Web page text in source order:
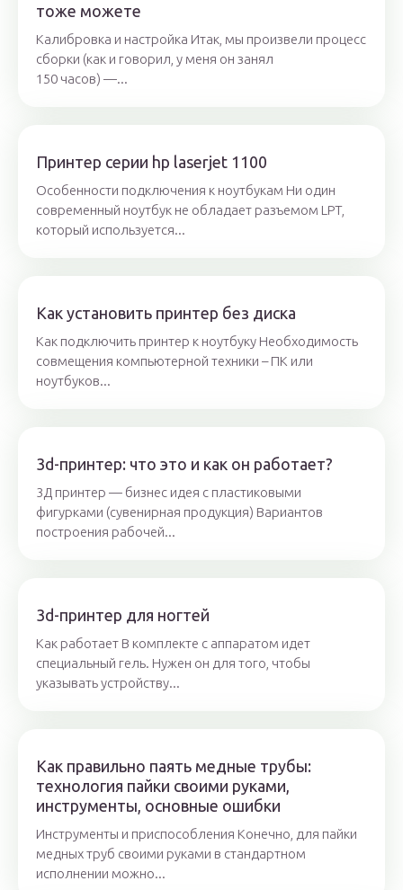
тоже можете
Калибровка и настройка Итак, мы произвели процесс
сборки (как и говорил, у меня он занял
150 часов) —...
Принтер серии hp laserjet 1100
Особенности подключения к ноутбукам Ни один
современный ноутбук не обладает разъемом LPT,
который используется...
Как установить принтер без диска
Как подключить принтер к ноутбуку Необходимость
совмещения компьютерной техники – ПК или
ноутбуков...
3d-принтер: что это и как он работает?
3Д принтер — бизнес идея с пластиковыми
фигурками (сувенирная продукция) Вариантов
построения рабочей...
3d-принтер для ногтей
Как работает В комплекте с аппаратом идет
специальный гель. Нужен он для того, чтобы
указывать устройству...
Как правильно паять медные трубы:
технология пайки своими руками,
инструменты, основные ошибки
Инструменты и приспособления Конечно, для пайки
медных труб своими руками в стандартном
исполнении можно...